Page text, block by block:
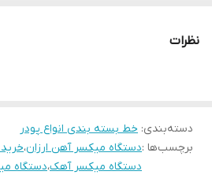
امکان نصب موتور تکفاز یا سه فاز مناسب
نظرات
دسته‌بندی: خط بسته بندی انواع پودر
برچسب‌ها :دستگاه میکسر آهن ارزان،
دستگاه میکسر آهک،دستگاه